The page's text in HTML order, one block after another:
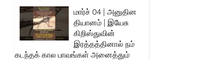
மார்ச் 04 | அனுதின
தியானம் | இயேசு
கிறிஸ்துவின்
இரத்தத்தினால் நம்
கடந்தக் கால பாவங்கள் அனைத்தும்